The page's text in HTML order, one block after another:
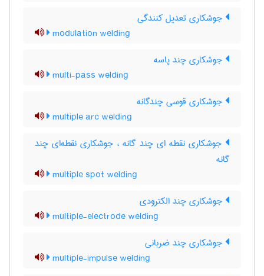
جوشکاری تعدیل کنندگی
modulation welding
جوشکاری چند پاسه
multi-pass welding
جوشکاری قوسی چندگانه
multiple arc welding
جوشکاری نقطه ای چند گانه ، جوشکاری نقطه‌ای چند
گانه
multiple spot welding
جوشکاری چند الکترودی
multiple-electrode welding
جوشکاری چند ضربانی
multiple-impulse welding